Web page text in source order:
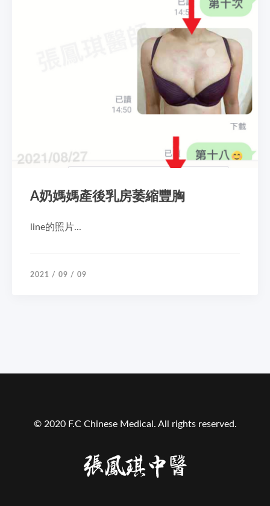
A奶媽媽產後乳房萎縮豐胸
line的照片...
2021 / 09 / 09
© 2020 F.C Chinese Medical. All rights reserved.